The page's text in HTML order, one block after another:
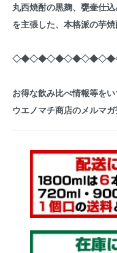
丸西焼酎の黒麹、甕壷仕
を主張した、本格派の芋焼
お得な飲み比べ情報等を
ウエノマチ商店のメルマ